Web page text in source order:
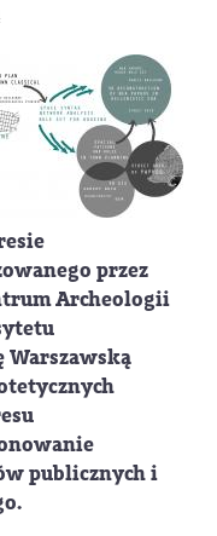
przez
Archeologii
publicznych i